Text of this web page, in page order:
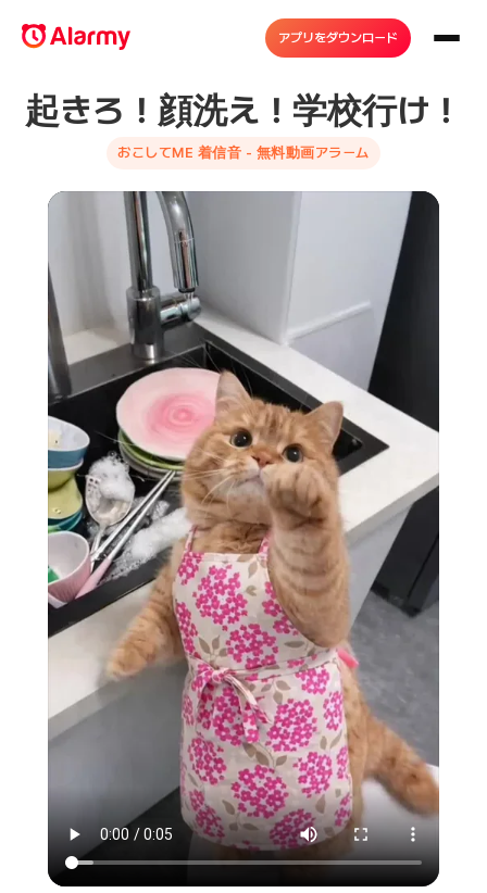
アプリをダウンロード
起きろ！顔洗え！学校行け！
おこしてME 着信音 - 無料動画アラーム